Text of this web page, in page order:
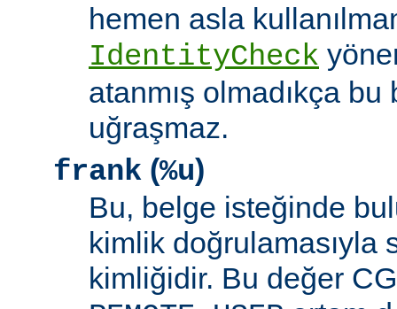
hemen asla
IdentityCheck
atanmış olmadıkça
uğraşmaz.
frank (%u)
Bu, belge isteğinde
kimlik doğrulamasıyla
kimliğidir. Bu değer